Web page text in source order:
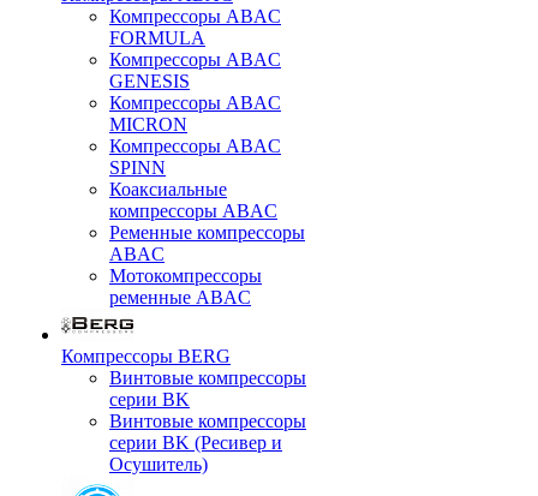
Компрессоры ABAC
FORMULA
Компрессоры ABAC
GENESIS
Компрессоры ABAC
MICRON
Компрессоры ABAC
SPINN
Коаксиальные
компрессоры ABAC
Ременные компрессоры
ABAC
Мотокомпрессоры
ременные ABAC
Компрессоры BERG
Винтовые компрессоры
серии BK
Винтовые компрессоры
серии BK (Ресивер и
Осушитель)